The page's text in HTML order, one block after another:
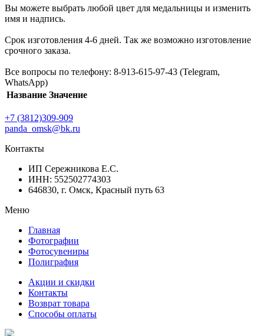
Вы можете выбрать любой цвет для медальницы и изменить
имя и надпись.
Срок изготовления 4-6 дней. Так же возможно изготовление
срочного заказа.
Все вопросы по телефону: 8-913-615-97-43 (Telegram,
WhatsApp)
Название Значение
+7 (3812)309-909
panda_omsk@bk.ru
Контакты
ИП Сережникова Е.С.
ИНН: 552502774303
646830, г. Омск, Красный путь 63
Меню
Главная
Фотографии
Фотосувениры
Полиграфия
Акции и скидки
Контакты
Возврат товара
Способы оплаты